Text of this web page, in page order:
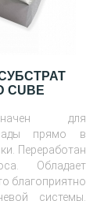
CUBE
для
прямо в
Переработан
Обладает
благоприятно
системы.